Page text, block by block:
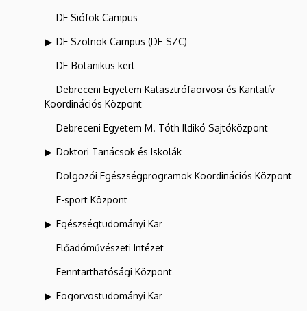
DE Siófok Campus
DE Szolnok Campus (DE-SZC)
DE-Botanikus kert
Debreceni Egyetem Katasztrófaorvosi és Karitatív
Koordinációs Központ
Debreceni Egyetem M. Tóth Ildikó Sajtóközpont
Doktori Tanácsok és Iskolák
Dolgozói Egészségprogramok Koordinációs Központ
E-sport Központ
Egészségtudományi Kar
Előadóművészeti Intézet
Fenntarthatósági Központ
Fogorvostudományi Kar